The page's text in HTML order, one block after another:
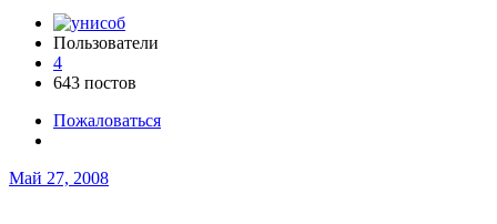
Пользователи
4
643 постов
Пожаловаться
Май 27, 2008